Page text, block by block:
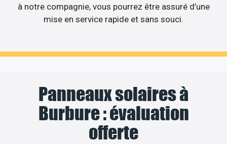
à notre compagnie, vous pourrez être assuré d’une
mise en service rapide et sans souci.
Panneaux solaires à
Burbure : évaluation
offerte